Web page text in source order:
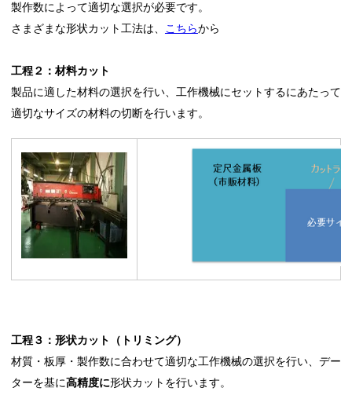
製作数によって適切な選択が必要です。
さまざまな形状カット工法は、
こちらから
工程２：材料カット
製品に適した材料の選択を行い、工作機械にセットするにあたって
適切なサイズの材料の切断を行います。
工程３：形状カット（トリミング）
材質・板厚・製作数に合わせて適切な工作機械の選択を行い、デー
ターを基に高精度に形状カットを行います。